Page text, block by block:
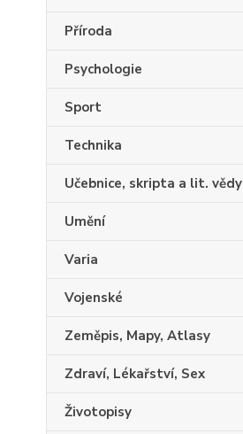
Příroda
Psychologie
Sport
Technika
Učebnice, skripta a lit. vědy
Umění
Varia
Vojenské
Zeměpis, Mapy, Atlasy
Zdraví, Lékařství, Sex
Životopisy